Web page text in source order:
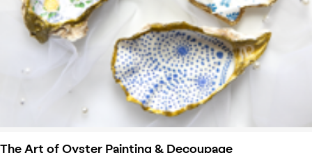
The Art of Oyster Painting & Decoupage